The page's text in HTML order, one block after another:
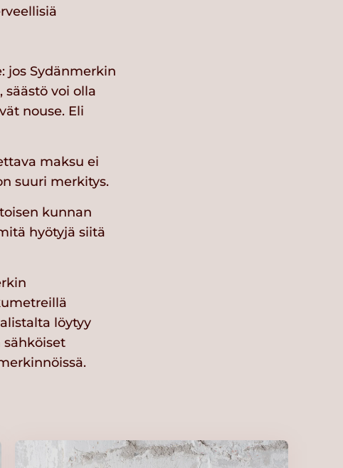
jos Sydänmerkin
voi olla
nouse. Eli
maksu ei
suuri merkitys.
kunnan
hyötyjä siitä
löytyy